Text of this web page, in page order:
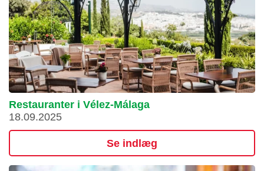
Restauranter i Vélez-Málaga
18.09.2025
Se indlæg